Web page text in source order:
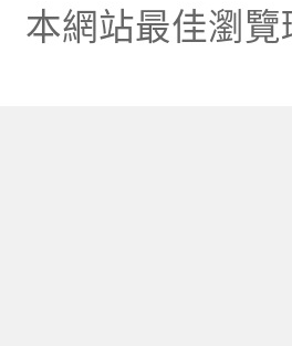
本網站最佳瀏覽